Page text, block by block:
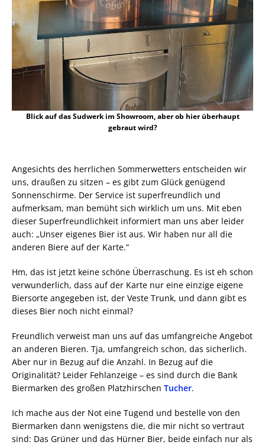
Blick auf das Sudwerk im Showroom, aber ob hier überhaupt
gebraut wird?
Angesichts des herrlichen Sommerwetters entscheiden wir
uns, draußen zu sitzen – es gibt zum Glück genügend
Sonnenschirme. Der Service ist superfreundlich und
aufmerksam, man bemüht sich wirklich um uns. Mit eben
dieser Superfreundlichkeit informiert man uns aber leider
auch: „Unser eigenes Bier ist aus. Wir haben nur all die
anderen Biere auf der Karte.“
Hm, das ist jetzt keine schöne Überraschung. Es ist eh schon
verwunderlich, dass auf der Karte nur eine einzige eigene
Biersorte angegeben ist, der Veste Trunk, und dann gibt es
dieses Bier noch nicht einmal?
Freundlich verweist man uns auf das umfangreiche Angebot
an anderen Bieren. Tja, umfangreich schon, das sicherlich.
Aber nur in Bezug auf die Anzahl. In Bezug auf die
Originalität? Leider Fehlanzeige – es sind durch die Bank
Biermarken des großen Platzhirschen Tucher.
Ich mache aus der Not eine Tugend und bestelle von den
Biermarken dann wenigstens die, die mir nicht so vertraut
sind: Das Grüner und das Hürner Bier, beide einfach nur als